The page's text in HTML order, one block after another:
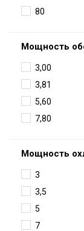
80
Мощность
3,00
3,81
5,60
7,80
Мощность
3
3,5
5
7